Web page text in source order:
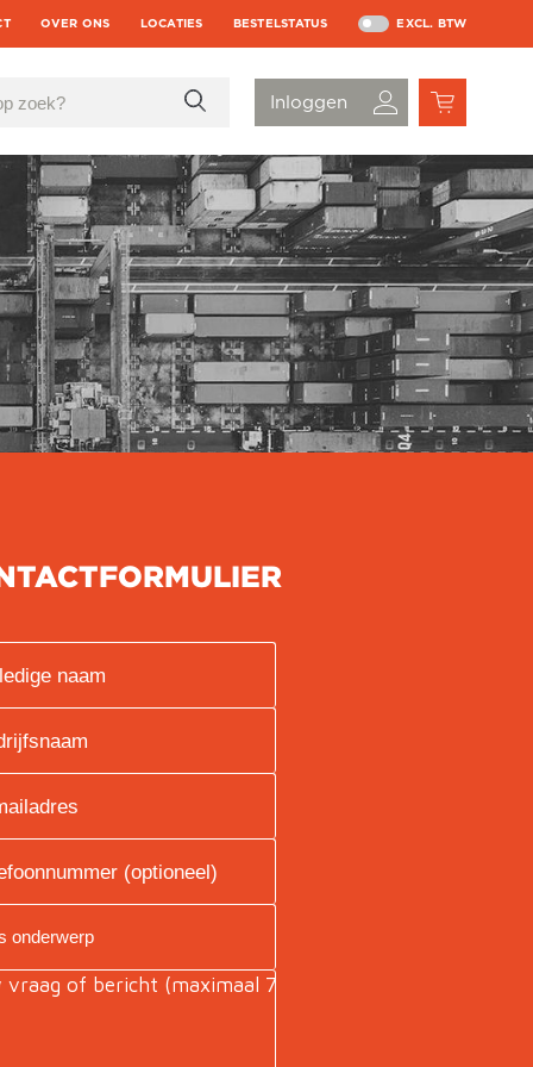
OVER ONS LOCATIES BESTELSTATUS EXCL. BTW